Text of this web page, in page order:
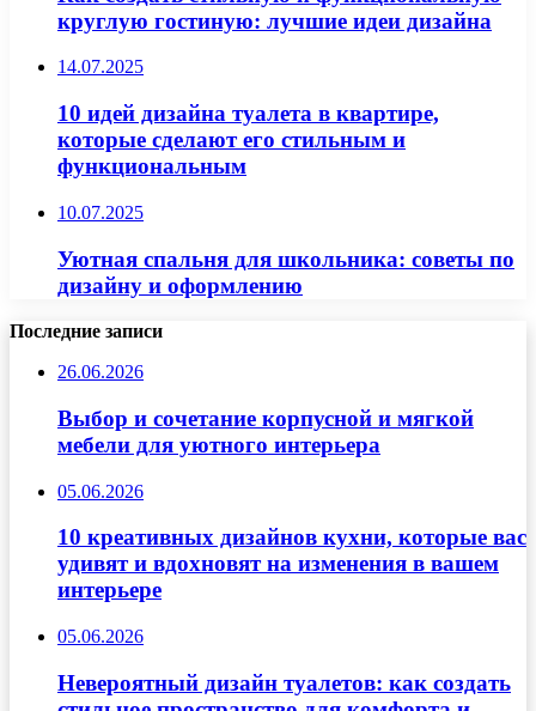
круглую гостиную: лучшие идеи дизайна
14.07.2025
10 идей дизайна туалета в квартире,
которые сделают его стильным и
функциональным
10.07.2025
Уютная спальня для школьника: советы по
дизайну и оформлению
Последние записи
26.06.2026
Выбор и сочетание корпусной и мягкой
мебели для уютного интерьера
05.06.2026
10 креативных дизайнов кухни, которые вас
удивят и вдохновят на изменения в вашем
интерьере
05.06.2026
Невероятный дизайн туалетов: как создать